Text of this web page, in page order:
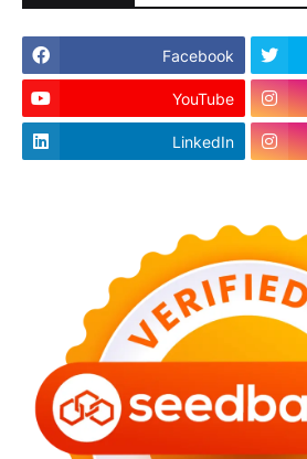
Facebook
YouTube
LinkedIn